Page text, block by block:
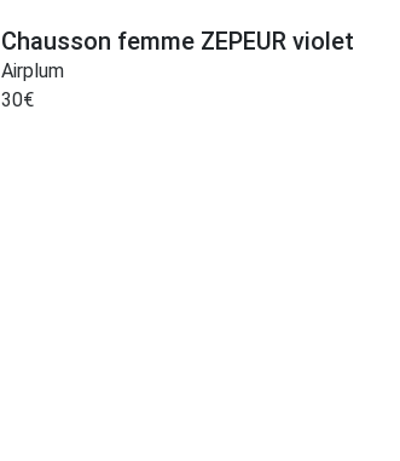
Chausson femme ZEPEUR violet
Airplum
30€